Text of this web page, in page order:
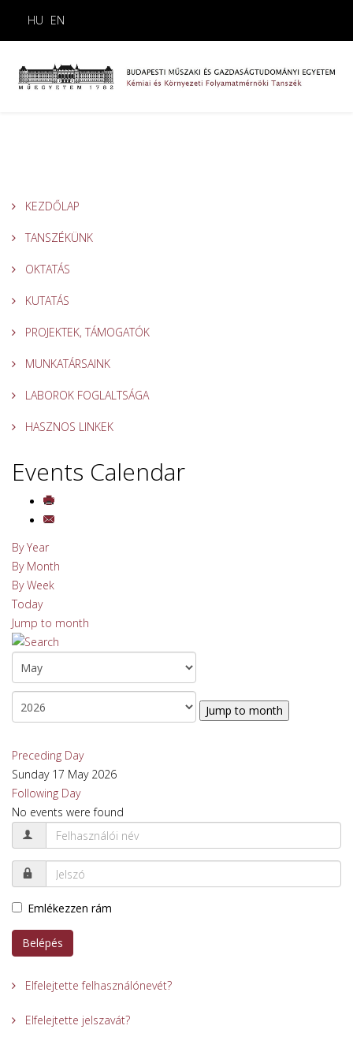
HU EN
KEZDŐLAP
TANSZÉKÜNK
OKTATÁS
KUTATÁS
PROJEKTEK, TÁMOGATÓK
MUNKATÁRSAINK
LABOROK FOGLALTSÁGA
HASZNOS LINKEK
Events Calendar
By Year
By Month
By Week
Today
Jump to month
Jump to month
Preceding Day
Sunday 17 May 2026
Following Day
No events were found
Emlékezzen rám
Belépés
Elfelejtette felhasználónevét?
Elfelejtette jelszavát?